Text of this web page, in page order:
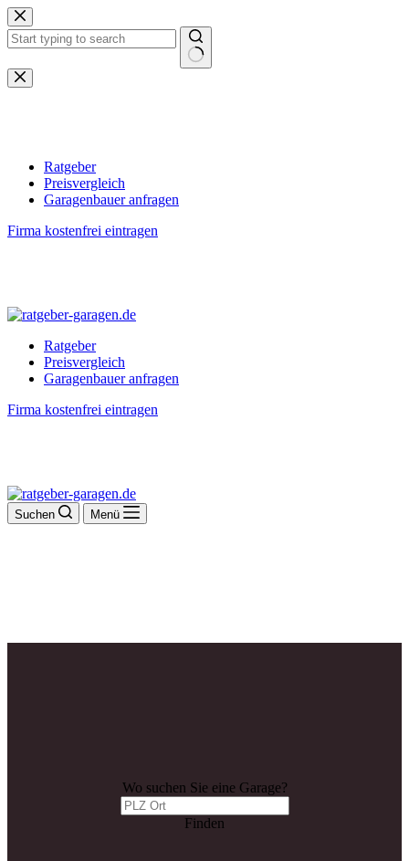
Zum
Inhalt
springen
Keine
Ergebnisse
Ratgeber
Preisvergleich
Garagenbauer anfragen
Firma kostenfrei eintragen
Ratgeber
Preisvergleich
Garagenbauer anfragen
Firma kostenfrei eintragen
Suchen Menü
Wo suchen Sie eine Garage?
Finden